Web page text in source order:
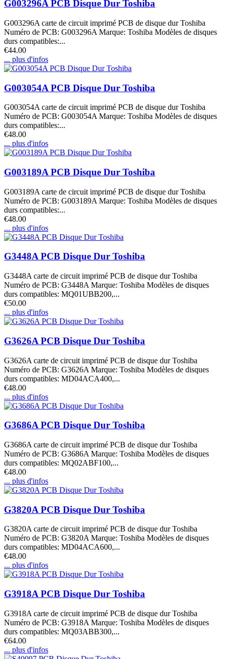
G003296A PCB Disque Dur Toshiba
G003296A carte de circuit imprimé PCB de disque dur Toshiba
Numéro de PCB: G003296A Marque: Toshiba Modèles de disques
durs compatibles:...
€44.00
... plus d'infos
G003054A PCB Disque Dur Toshiba
G003054A carte de circuit imprimé PCB de disque dur Toshiba
Numéro de PCB: G003054A Marque: Toshiba Modèles de disques
durs compatibles:...
€48.00
... plus d'infos
G003189A PCB Disque Dur Toshiba
G003189A carte de circuit imprimé PCB de disque dur Toshiba
Numéro de PCB: G003189A Marque: Toshiba Modèles de disques
durs compatibles:...
€48.00
... plus d'infos
G3448A PCB Disque Dur Toshiba
G3448A carte de circuit imprimé PCB de disque dur Toshiba
Numéro de PCB: G3448A Marque: Toshiba Modèles de disques
durs compatibles: MQ01UBB200,...
€50.00
... plus d'infos
G3626A PCB Disque Dur Toshiba
G3626A carte de circuit imprimé PCB de disque dur Toshiba
Numéro de PCB: G3626A Marque: Toshiba Modèles de disques
durs compatibles: MD04ACA400,...
€48.00
... plus d'infos
G3686A PCB Disque Dur Toshiba
G3686A carte de circuit imprimé PCB de disque dur Toshiba
Numéro de PCB: G3686A Marque: Toshiba Modèles de disques
durs compatibles: MQ02ABF100,...
€48.00
... plus d'infos
G3820A PCB Disque Dur Toshiba
G3820A carte de circuit imprimé PCB de disque dur Toshiba
Numéro de PCB: G3820A Marque: Toshiba Modèles de disques
durs compatibles: MD04ACA600,...
€48.00
... plus d'infos
G3918A PCB Disque Dur Toshiba
G3918A carte de circuit imprimé PCB de disque dur Toshiba
Numéro de PCB: G3918A Marque: Toshiba Modèles de disques
durs compatibles: MQ03ABB300,...
€64.00
... plus d'infos